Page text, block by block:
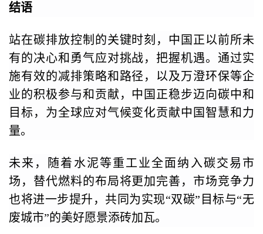
结语
站在碳排放控制的关键时刻，中国正以前所未
有的决心和勇气应对挑战，把握机遇。通过实
施有效的减排策略和路径，以及万澄环保等企
业的积极参与和贡献，中国正稳步迈向碳中和
目标，为全球应对气候变化贡献中国智慧和力
量。
未来，随着水泥等重工业全面纳入碳交易市
场，替代燃料的布局将更加完善，市场竞争力
也将进一步提升，共同为实现“双碳”目标与“无
废城市”的美好愿景添砖加瓦。